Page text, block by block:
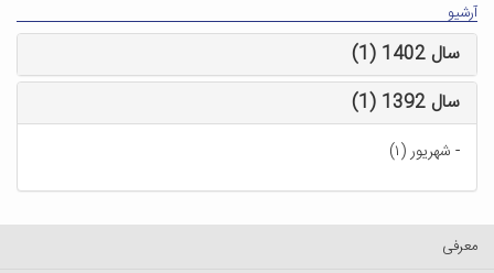
آرشیو
سال 1402 (1)
سال 1392 (1)
- شهریور (۱)
معرفی